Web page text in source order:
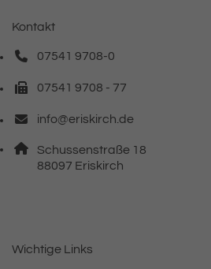
Kontakt
07541 9708-0
Telefonnummer: 0 7 5 4 1 9 7 0 8 0
07541 9708 - 77
Faxnummer: 0 7 5 4 1 9 7 0 8 7 7
info@eriskirch.de
E-Mail Adresse: info@eriskirch.de
Adresse:
Schussenstraße 18
88097 , 8 8 0 9 7
Eriskirch
Wichtige Links